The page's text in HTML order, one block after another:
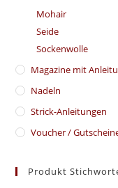
Mohair
Seide
Sockenwolle
Magazine mit
Nadeln
Strick-Anleitungen
Voucher /
Produkt